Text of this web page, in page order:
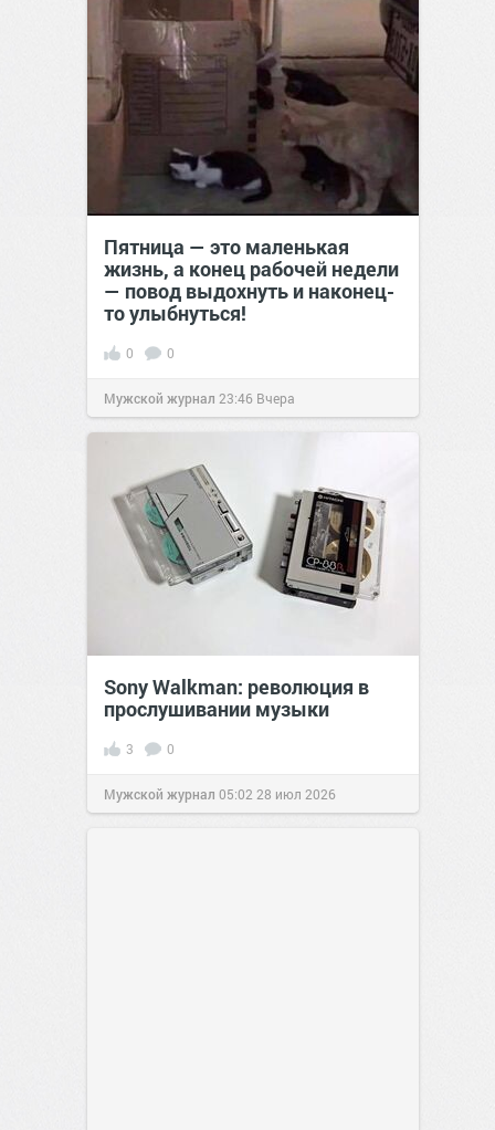
Пятница — это маленькая
жизнь, а конец рабочей недели
— повод выдохнуть и наконец-
то улыбнуться!
0 0
Мужской журнал 23:46 Вчера
Sony Walkman: революция в
прослушивании музыки
3 0
Мужской журнал 05:02 28 июл 2026